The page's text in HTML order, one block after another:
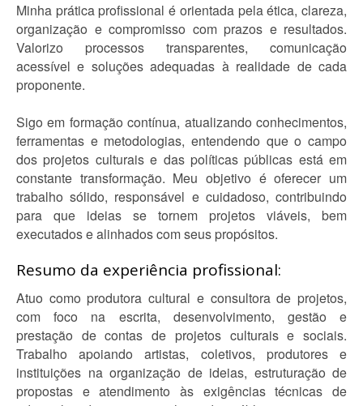
Minha prática profissional é orientada pela ética, clareza,
organização e compromisso com prazos e resultados.
Valorizo processos transparentes, comunicação
acessível e soluções adequadas à realidade de cada
proponente.
Sigo em formação contínua, atualizando conhecimentos,
ferramentas e metodologias, entendendo que o campo
dos projetos culturais e das políticas públicas está em
constante transformação. Meu objetivo é oferecer um
trabalho sólido, responsável e cuidadoso, contribuindo
para que ideias se tornem projetos viáveis, bem
executados e alinhados com seus propósitos.
Resumo da experiência profissional:
Atuo como produtora cultural e consultora de projetos,
com foco na escrita, desenvolvimento, gestão e
prestação de contas de projetos culturais e sociais.
Trabalho apoiando artistas, coletivos, produtores e
instituições na organização de ideias, estruturação de
propostas e atendimento às exigências técnicas de